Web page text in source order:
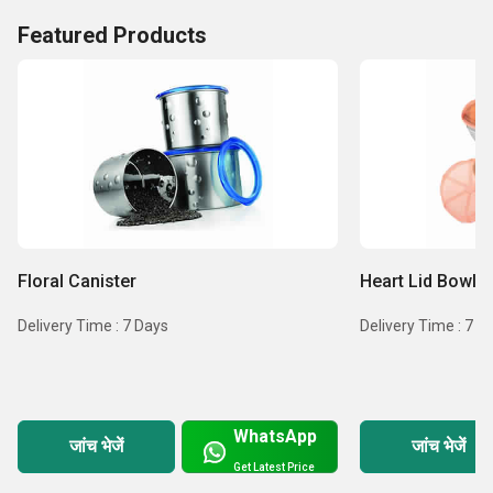
Featured Products
Floral Canister
Delivery Time : 7 Days
जांच भेजें WhatsApp
Get Latest Price
Heart Lid Bowl
Delivery Time : 7
जांच भेजें